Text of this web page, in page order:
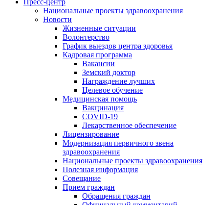
Национальные проекты здравоохранения
Новости
Жизненные ситуации
Волонтерство
График выездов центра здоровья
Кадровая программа
Вакансии
Земский доктор
Награждение лучших
Целевое обучение
Медицинская помощь
Вакцинация
COVID-19
Лекарственное обеспечение
Лицензирование
Модернизация первичного звена
здравоохранения
Национальные проекты здравоохранения
Полезная информация
Совещание
Прием граждан
Обращения граждан